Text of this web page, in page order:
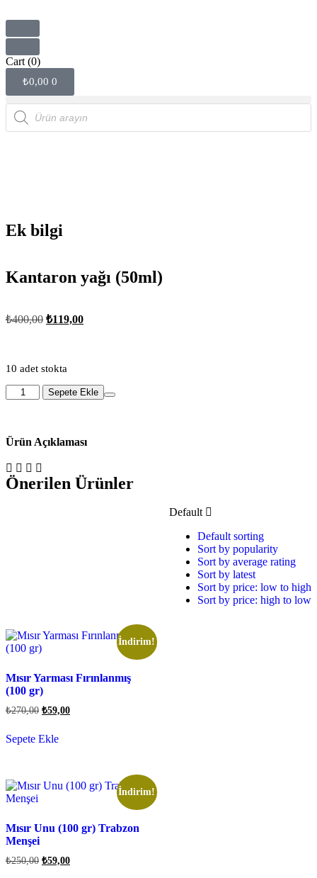
Cart (0)
₺0,00 0
Ek bilgi
Kantaron yağı (50ml)
₺400,00 ₺119,00
10 adet stokta
Sepete Ekle
Ürün Açıklaması
Önerilen Ürünler
Default
Default sorting
Sort by popularity
Sort by average rating
Sort by latest
Sort by price: low to high
Sort by price: high to low
İndirim!
Mısır Yarması Fırınlanmış
(100 gr)
₺270,00 ₺59,00
Sepete Ekle
İndirim!
Mısır Unu (100 gr) Trabzon
Menşei
₺250,00 ₺59,00